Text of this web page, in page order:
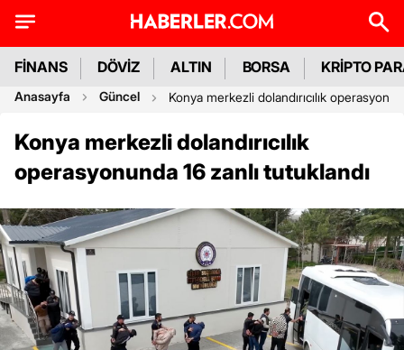
FİNANS DÖVİZ ALTIN BORSA KRİPTO
Anasayfa Güncel Konya merkezli dolandırıcılık
Konya merkezli dolandırıcılık
operasyonunda 16 zanlı tutuklandı